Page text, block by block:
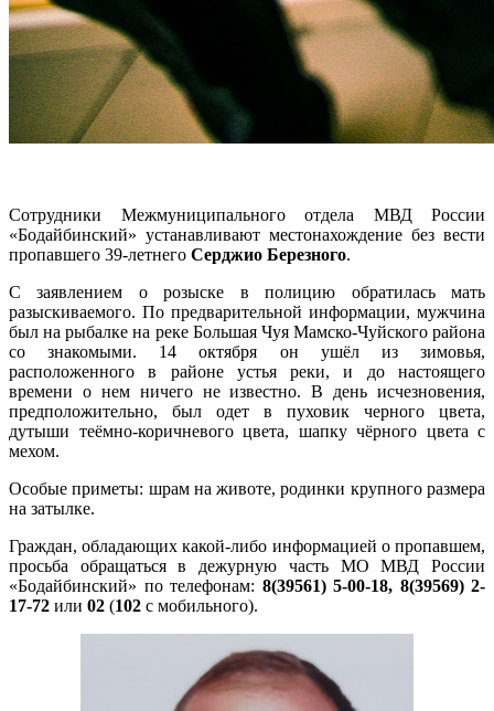
Сотрудники Межмуниципального отдела МВД России
«Бодайбинский» устанавливают местонахождение без вести
пропавшего 39-летнего Серджио Березного.
С заявлением о розыске в полицию обратилась мать
разыскиваемого. По предварительной информации, мужчина
был на рыбалке на реке Большая Чуя Мамско-Чуйского района
со знакомыми. 14 октября он ушёл из зимовья,
расположенного в районе устья реки, и до настоящего
времени о нем ничего не известно. В день исчезновения,
предположительно, был одет в пуховик черного цвета,
дутыши теёмно-коричневого цвета, шапку чёрного цвета с
мехом.
Особые приметы: шрам на животе, родинки крупного размера
на затылке.
Граждан, обладающих какой-либо информацией о пропавшем,
просьба обращаться в дежурную часть МО МВД России
«Бодайбинский» по телефонам: 8(39561) 5-00-18, 8(39569) 2-
17-72 или 02 (102 с мобильного).